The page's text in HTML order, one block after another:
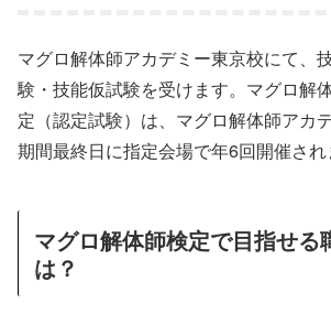
マグロ解体師アカデミー東京校にて、
験・技能仮試験を受けます。マグロ解
定（認定試験）は、マグロ解体師アカ
期間最終日に指定会場で年6回開催され
マグロ解体師検定で目指せる
は？